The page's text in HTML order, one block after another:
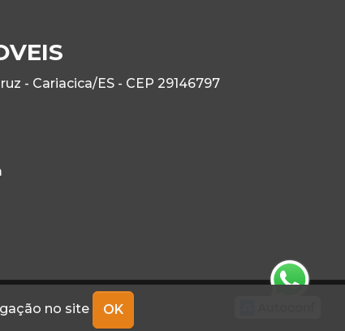
no site OK
- Cariacica/ES - CEP 29146797